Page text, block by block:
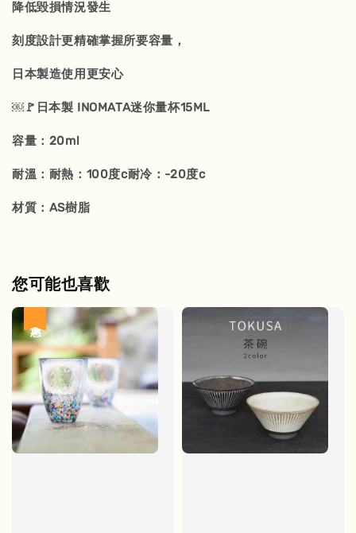
降低毀損情況發生
刻度設計更精確掌握所要容量，
日本製造使用更安心
￼🚩日本製 INOMATA迷你量杯15ML
容量：20ml
耐溫：耐熱：100度c耐冷：-20度c
材質：AS樹脂
您可能也喜歡